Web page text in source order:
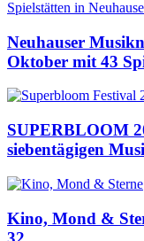
Neuhauser
Oktober mit 43
SUPERBLOOM
siebentägigen
Kino, Mond &